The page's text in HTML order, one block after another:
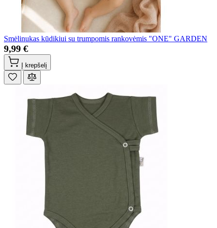
Smėlinukas kūdikiui su trumpomis rankovėmis "ONE" GARDEN
9,99 €
Į krepšelį